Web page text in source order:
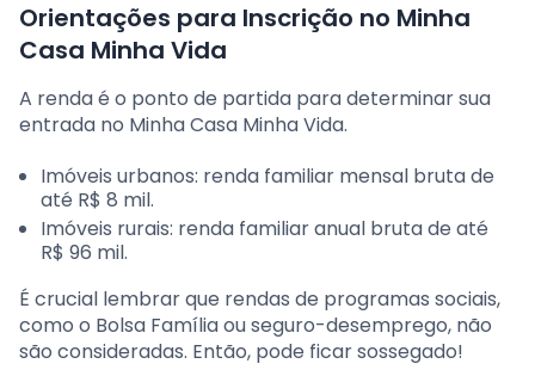
Orientações para Inscrição no Minha
Casa Minha Vida
A renda é o ponto de partida para determinar sua
entrada no Minha Casa Minha Vida.
Imóveis urbanos: renda familiar mensal bruta de
até R$ 8 mil.
Imóveis rurais: renda familiar anual bruta de até
R$ 96 mil.
É crucial lembrar que rendas de programas sociais,
como o Bolsa Família ou seguro-desemprego, não
são consideradas. Então, pode ficar sossegado!